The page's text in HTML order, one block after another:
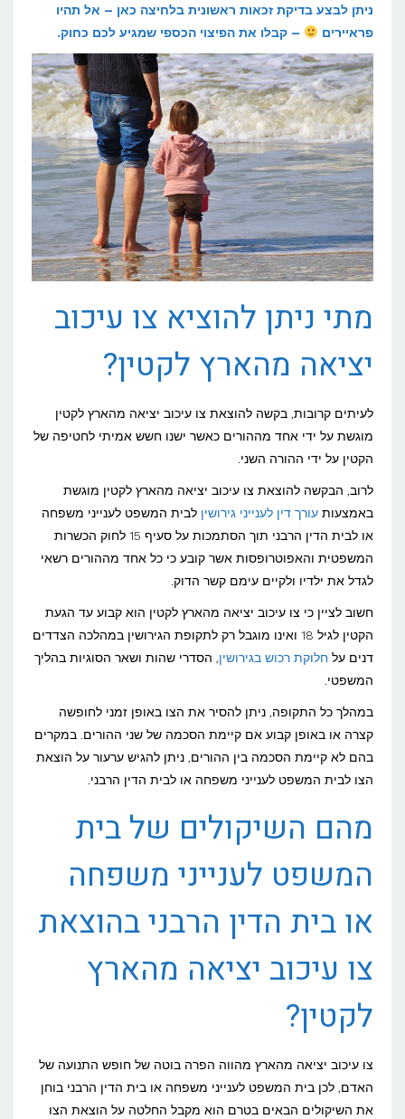
ניתן לבצע בדיקת זכאות ראשונית בלחיצה כאן – אל תהיו
פראיירים
– קבלו את הפיצוי הכספי שמגיע לכם כחוק.
מתי ניתן להוציא צו עיכוב
יציאה מהארץ לקטין?
לעיתים קרובות, בקשה להוצאת צו עיכוב יציאה מהארץ לקטין
מוגשת על ידי אחד מההורים כאשר ישנו חשש אמיתי לחטיפה של
הקטין על ידי ההורה השני.
לרוב, הבקשה להוצאת צו עיכוב יציאה מהארץ לקטין מוגשת
באמצעות עורך דין לענייני גירושין לבית המשפט לענייני משפחה
או לבית הדין הרבני תוך הסתמכות על סעיף 15 לחוק הכשרות
המשפטית והאפוטרופסות אשר קובע כי כל אחד מההורים רשאי
לגדל את ילדיו ולקיים עימם קשר הדוק.
חשוב לציין כי צו עיכוב יציאה מהארץ לקטין הוא קבוע עד הגעת
הקטין לגיל 18 ואינו מוגבל רק לתקופת הגירושין במהלכה הצדדים
דנים על חלוקת רכוש בגירושין, הסדרי שהות ושאר הסוגיות בהליך
המשפטי.
במהלך כל התקופה, ניתן להסיר את הצו באופן זמני לחופשה
קצרה או באופן קבוע אם קיימת הסכמה של שני ההורים. במקרים
בהם לא קיימת הסכמה בין ההורים, ניתן להגיש ערעור על הוצאת
הצו לבית המשפט לענייני משפחה או לבית הדין הרבני.
מהם השיקולים של בית
המשפט לענייני משפחה
או בית הדין הרבני בהוצאת
צו עיכוב יציאה מהארץ
לקטין?
צו עיכוב יציאה מהארץ מהווה הפרה בוטה של חופש התנועה של
האדם, לכן בית המשפט לענייני משפחה או בית הדין הרבני בוחן
את השיקולים הבאים בטרם הוא מקבל החלטה על הוצאת הצו